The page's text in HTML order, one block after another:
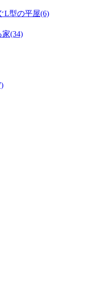
L型の平屋(6)
(34)